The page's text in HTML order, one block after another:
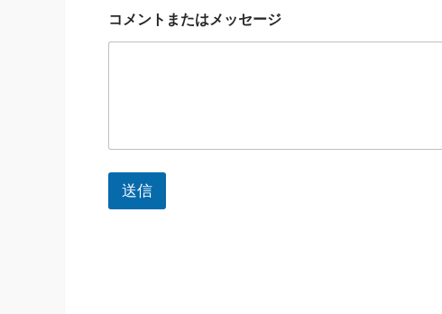
コメントまたはメッセージ
送信